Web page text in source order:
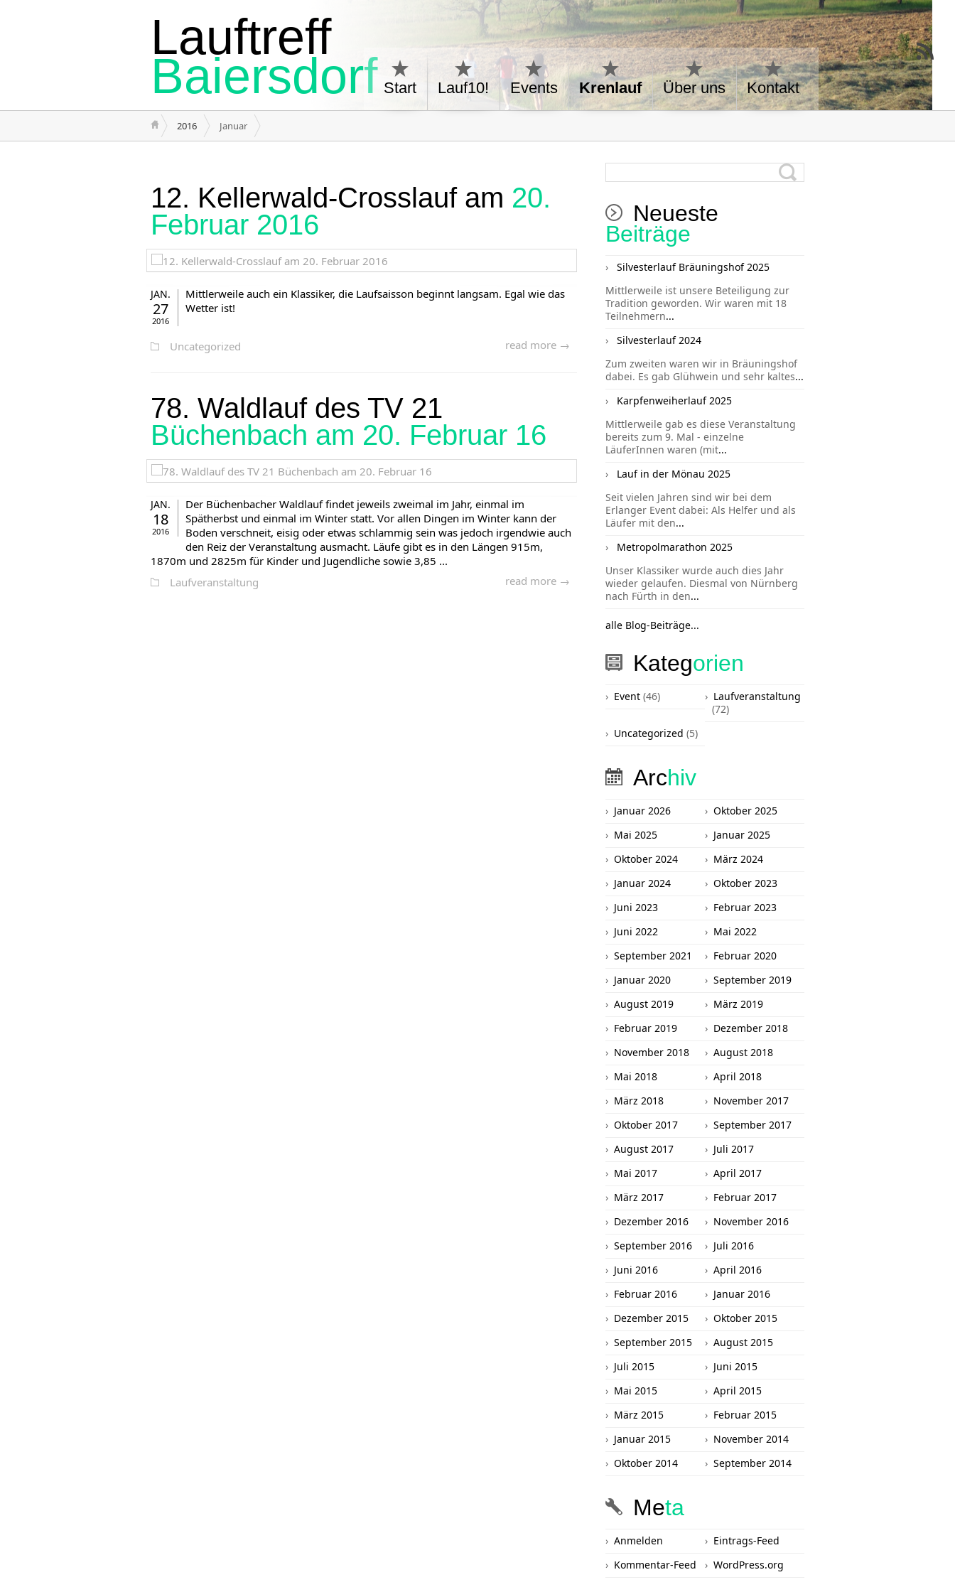
Lauftreff
Baiersdorf Start Lauf10! Events Krenlauf Über uns Kontakt
2016 Januar
12. Kellerwald-Crosslauf am 20.
Februar 2016
JAN.
27
2016
Mittlerweile auch ein Klassiker, die Laufsaisson beginnt langsam. Egal wie das
Wetter ist!
read more →
Uncategorized
78. Waldlauf des TV 21
Büchenbach am 20. Februar 16
JAN.
18
2016
Der Büchenbacher Waldlauf findet jeweils zweimal im Jahr, einmal im
Spätherbst und einmal im Winter statt. Vor allen Dingen im Winter kann der
Boden verschneit, eisig oder etwas schlammig sein was jedoch irgendwie auch
den Reiz der Veranstaltung ausmacht. Läufe gibt es in den Längen 915m,
1870m und 2825m für Kinder und Jugendliche sowie 3,85 ...
read more →
Laufveranstaltung
Neueste
Beiträge
Silvesterlauf Bräuningshof 2025
Mittlerweile ist unsere Beteiligung zur
Tradition geworden. Wir waren mit 18
Teilnehmern...
Silvesterlauf 2024
Zum zweiten waren wir in Bräuningshof
dabei. Es gab Glühwein und sehr kaltes...
Karpfenweiherlauf 2025
Mittlerweile gab es diese Veranstaltung
bereits zum 9. Mal - einzelne
LäuferInnen waren (mit...
Lauf in der Mönau 2025
Seit vielen Jahren sind wir bei dem
Erlanger Event dabei: Als Helfer und als
Läufer mit den...
Metropolmarathon 2025
Unser Klassiker wurde auch dies Jahr
wieder gelaufen. Diesmal von Nürnberg
nach Fürth in den...
alle Blog-Beiträge...
Kategorien
Event (46)
Laufveranstaltung
(72)
Uncategorized (5)
Archiv
Januar 2026
Oktober 2025
Mai 2025
Januar 2025
Oktober 2024
März 2024
Januar 2024
Oktober 2023
Juni 2023
Februar 2023
Juni 2022
Mai 2022
September 2021
Februar 2020
Januar 2020
September 2019
August 2019
März 2019
Februar 2019
Dezember 2018
November 2018
August 2018
Mai 2018
April 2018
März 2018
November 2017
Oktober 2017
September 2017
August 2017
Juli 2017
Mai 2017
April 2017
März 2017
Februar 2017
Dezember 2016
November 2016
September 2016
Juli 2016
Juni 2016
April 2016
Februar 2016
Januar 2016
Dezember 2015
Oktober 2015
September 2015
August 2015
Juli 2015
Juni 2015
Mai 2015
April 2015
März 2015
Februar 2015
Januar 2015
November 2014
Oktober 2014
September 2014
Meta
Anmelden
Eintrags-Feed
Kommentar-Feed
WordPress.org